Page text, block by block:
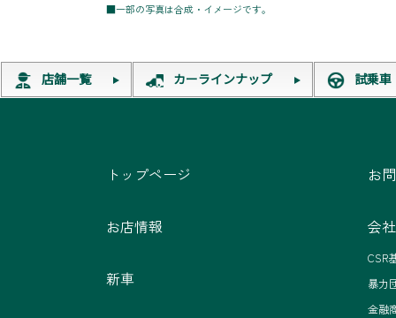
■一部の写真は合成・イメージです。
店舗一覧 カーラインナップ 試乗車
トップページ
お店情報
新車
お
会
CSR
暴力
金融